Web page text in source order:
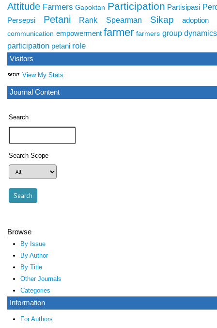
Attitude Farmers Gapoktan Participation Partisipasi
Persepsi Petani Rank Spearman Sikap adoption
communication empowerment farmer farmers group dynamics
participation petani role
Visitors
View My Stats
Journal Content
Search
Search Scope
Browse
By Issue
By Author
By Title
Other Journals
Categories
Information
For Authors